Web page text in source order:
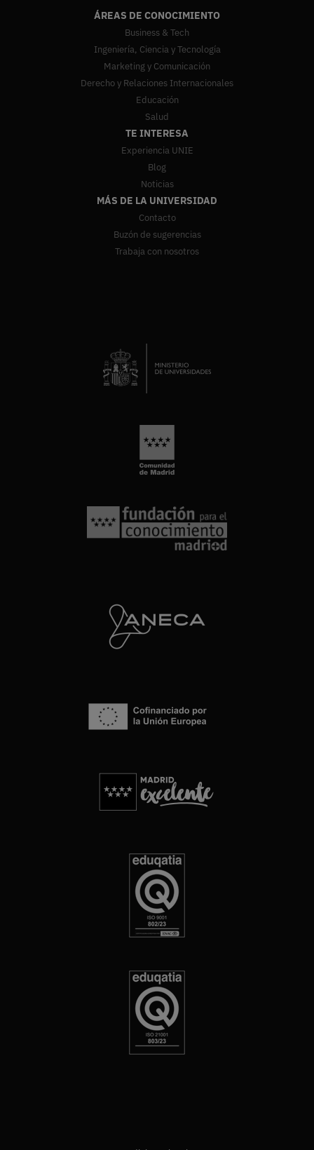
ÁREAS DE CONOCIMIENTO
Business & Tech
Ingeniería, Ciencia y Tecnología
Marketing y Comunicación
Derecho y Relaciones Internacionales
Educación
Salud
TE INTERESA
Experiencia UNIE
Blog
Noticias
MÁS DE LA UNIVERSIDAD
Contacto
Buzón de sugerencias
Trabaja con nosotros